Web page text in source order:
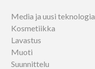
Media ja uusi teknologia
Kosmetiikka
Lavastus
Muoti
Suunnittelu